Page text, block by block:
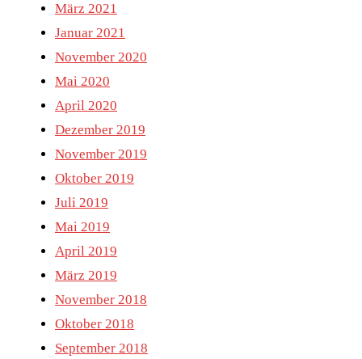
März 2021
Januar 2021
November 2020
Mai 2020
April 2020
Dezember 2019
November 2019
Oktober 2019
Juli 2019
Mai 2019
April 2019
März 2019
November 2018
Oktober 2018
September 2018